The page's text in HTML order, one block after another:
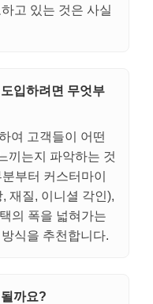
고 있는 것은 사실
입하려면 무엇부
여 고객들이 어떤
끼는지 파악하는 것
부터 커스터마이
재질, 이니셜 각인),
의 폭을 넓혀가는
식을 추천합니다.
까요?